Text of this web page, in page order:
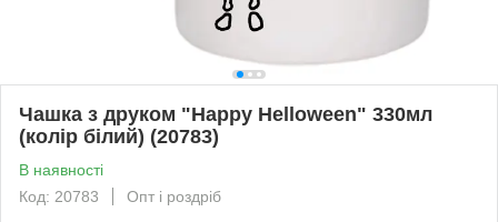
Чашка з друком "Happy Helloween" 330мл
(колір білий) (20783)
В наявності
Код: 20783
Опт і роздріб